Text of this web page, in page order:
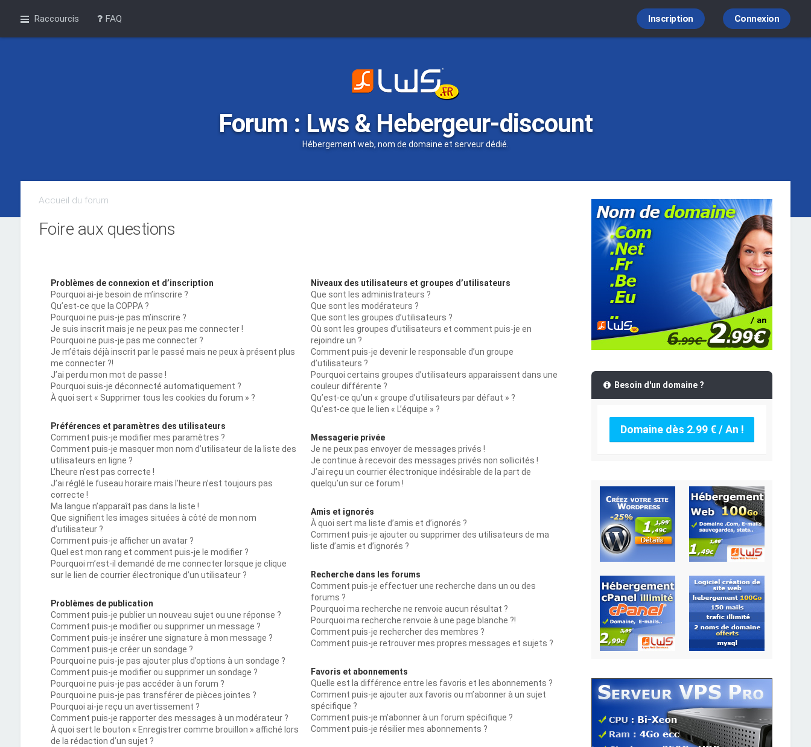
Raccourcis FAQ Connexion
Inscription
Forum : Lws & Hebergeur-discount
Hébergement web, nom de domaine et serveur dédié.
Accueil du forum
Foire aux questions
Problèmes de connexion et d’inscription
Pourquoi ai-je besoin de m’inscrire ?
Qu’est-ce que la COPPA ?
Pourquoi ne puis-je pas m’inscrire ?
Je suis inscrit mais je ne peux pas me connecter !
Pourquoi ne puis-je pas me connecter ?
Je m’étais déjà inscrit par le passé mais ne peux à présent plus
me connecter ?!
J’ai perdu mon mot de passe !
Pourquoi suis-je déconnecté automatiquement ?
À quoi sert « Supprimer tous les cookies du forum » ?
Préférences et paramètres des utilisateurs
Comment puis-je modifier mes paramètres ?
Comment puis-je masquer mon nom d’utilisateur de la liste des
utilisateurs en ligne ?
L’heure n’est pas correcte !
J’ai réglé le fuseau horaire mais l’heure n’est toujours pas
correcte !
Ma langue n’apparaît pas dans la liste !
Que signifient les images situées à côté de mon nom
d’utilisateur ?
Comment puis-je afficher un avatar ?
Quel est mon rang et comment puis-je le modifier ?
Pourquoi m’est-il demandé de me connecter lorsque je clique
sur le lien de courrier électronique d’un utilisateur ?
Problèmes de publication
Comment puis-je publier un nouveau sujet ou une réponse ?
Comment puis-je modifier ou supprimer un message ?
Comment puis-je insérer une signature à mon message ?
Comment puis-je créer un sondage ?
Pourquoi ne puis-je pas ajouter plus d’options à un sondage ?
Comment puis-je modifier ou supprimer un sondage ?
Pourquoi ne puis-je pas accéder à un forum ?
Pourquoi ne puis-je pas transférer de pièces jointes ?
Pourquoi ai-je reçu un avertissement ?
Comment puis-je rapporter des messages à un modérateur ?
À quoi sert le bouton « Enregistrer comme brouillon » affiché lors
de la rédaction d’un sujet ?
Niveaux des utilisateurs et groupes d’utilisateurs
Que sont les administrateurs ?
Que sont les modérateurs ?
Que sont les groupes d’utilisateurs ?
Où sont les groupes d’utilisateurs et comment puis-je en
rejoindre un ?
Comment puis-je devenir le responsable d’un groupe
d’utilisateurs ?
Pourquoi certains groupes d’utilisateurs apparaissent dans une
couleur différente ?
Qu’est-ce qu’un « groupe d’utilisateurs par défaut » ?
Qu’est-ce que le lien « L’équipe » ?
Messagerie privée
Je ne peux pas envoyer de messages privés !
Je continue à recevoir des messages privés non sollicités !
J’ai reçu un courrier électronique indésirable de la part de
quelqu’un sur ce forum !
Amis et ignorés
À quoi sert ma liste d’amis et d’ignorés ?
Comment puis-je ajouter ou supprimer des utilisateurs de ma
liste d’amis et d’ignorés ?
Recherche dans les forums
Comment puis-je effectuer une recherche dans un ou des
forums ?
Pourquoi ma recherche ne renvoie aucun résultat ?
Pourquoi ma recherche renvoie à une page blanche ?!
Comment puis-je rechercher des membres ?
Comment puis-je retrouver mes propres messages et sujets ?
Favoris et abonnements
Quelle est la différence entre les favoris et les abonnements ?
Comment puis-je ajouter aux favoris ou m’abonner à un sujet
spécifique ?
Comment puis-je m’abonner à un forum spécifique ?
Comment puis-je résilier mes abonnements ?
Besoin d'un domaine ?
Domaine dès 2.99 € / An !